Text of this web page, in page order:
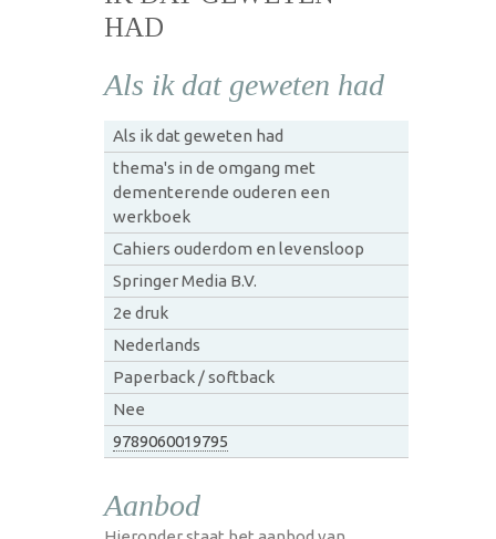
HAD
Als ik dat geweten had
Als ik dat geweten had
thema's in de omgang met
dementerende ouderen een
werkboek
Cahiers ouderdom en levensloop
Springer Media B.V.
2e druk
Nederlands
Paperback / softback
Nee
9789060019795
Aanbod